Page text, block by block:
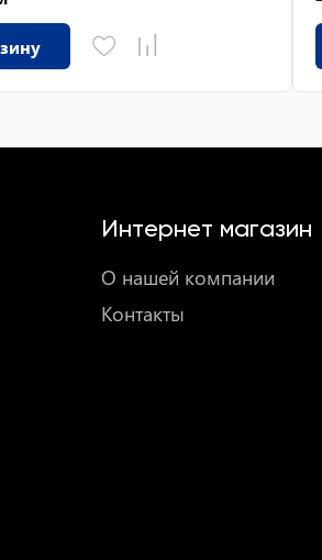
Интернет магазин
О нашей компании
Контакты